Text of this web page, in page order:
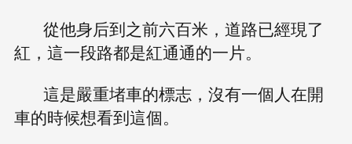
從他身后到之前六百米，道路已經現了
紅，這一段路都是紅通通的一片。
這是嚴重堵車的標志，沒有一個人在開
車的時候想看到這個。